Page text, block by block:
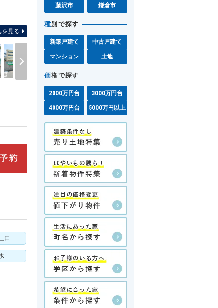
を見る
口
藤沢市 鎌倉市
種別で探す
新築戸建て 中古戸建て
マンション 土地
価格で探す
2000万円台 3000万円台
4000万円台 5000万円以上